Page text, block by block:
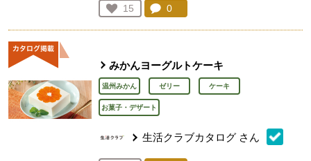
お気に入り登録：
15
人が登録
コメント：
0
みかんヨーグルトケーキ
温州みかん ゼリー ケーキ
お菓子・デザート
生活クラブカタログ さん